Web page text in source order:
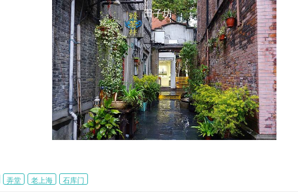
田子坊
弄堂 老上海 石库门